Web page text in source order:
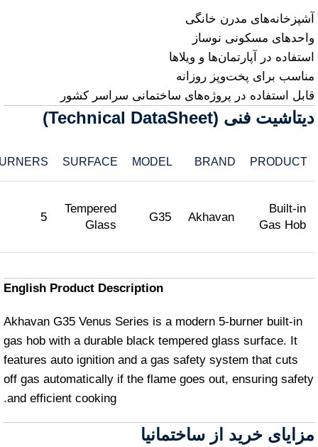
آشپزخانه‌های مدرن خانگی
واحدهای مسکونی نوساز
استفاده در آپارتمان‌ها و ویلاها
مناسب برای پخت‌وپز روزانه
قابل استفاده در پروژه‌های ساختمانی سراسر کشور
دیتاشیت فنی (Technical DataSheet)
PRODUCT
BRAND
MODEL
SURFACE
Built-in
Gas Hob
Akhavan
G35
Tempered
Glass
5
English Product Description
Akhavan G35 Venus Series is a modern 5‑burner built‑in
gas hob with a durable black tempered glass surface. It
features auto ignition and a gas safety system that cuts
off gas automatically if the flame goes out, ensuring safety
and efficient cooking.
مزایای خرید از ساختمانیا